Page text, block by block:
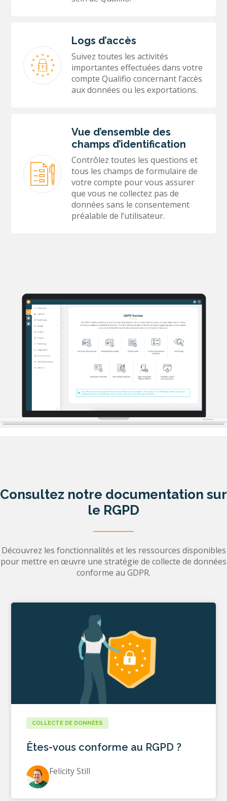
Logs d’accès
Suivez toutes les activités
importantes effectuées dans votre
compte Qualifio concernant l’accès
aux données ou les exportations.
Vue d’ensemble des
champs d’identification
Contrôlez toutes les questions et
tous les champs de formulaire de
votre compte pour vous assurer
que vous ne collectez pas de
données sans le consentement
préalable de l’utilisateur.
Consultez notre documentation sur
le RGPD
Découvrez les fonctionnalités et les ressources disponibles
pour mettre en œuvre une stratégie de collecte de données
conforme au GDPR.
COLLECTE DE DONNÉES
Êtes-vous conforme au RGPD ?
Felicity Still